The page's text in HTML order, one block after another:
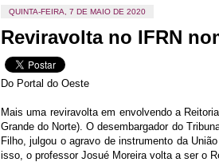
QUINTA-FEIRA, 7 DE MAIO DE 2020
Reviravolta no IFRN
Do Portal do Oeste
Mais uma reviravolta em envolvendo a
Grande do Norte). O desembargador do
Filho, julgou o agravo de instrumento da
isso, o professor Josué Moreira volta a ser o